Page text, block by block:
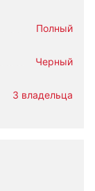
Полный
Черный
3 владельца